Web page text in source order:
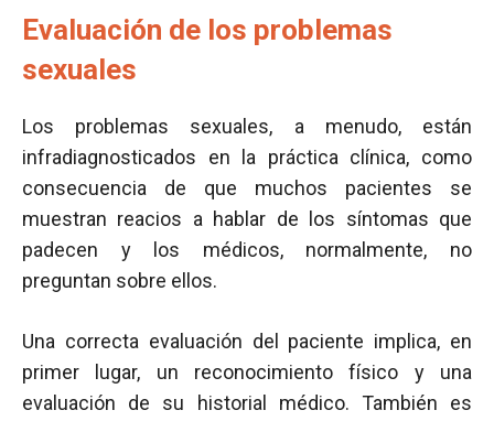
Evaluación de los problemas
sexuales
Los problemas sexuales, a menudo, están
infradiagnosticados en la práctica clínica, como
consecuencia de que muchos pacientes se
muestran reacios a hablar de los síntomas que
padecen y los médicos, normalmente, no
preguntan sobre ellos.
Una correcta evaluación del paciente implica, en
primer lugar, un reconocimiento físico y una
evaluación de su historial médico. También es